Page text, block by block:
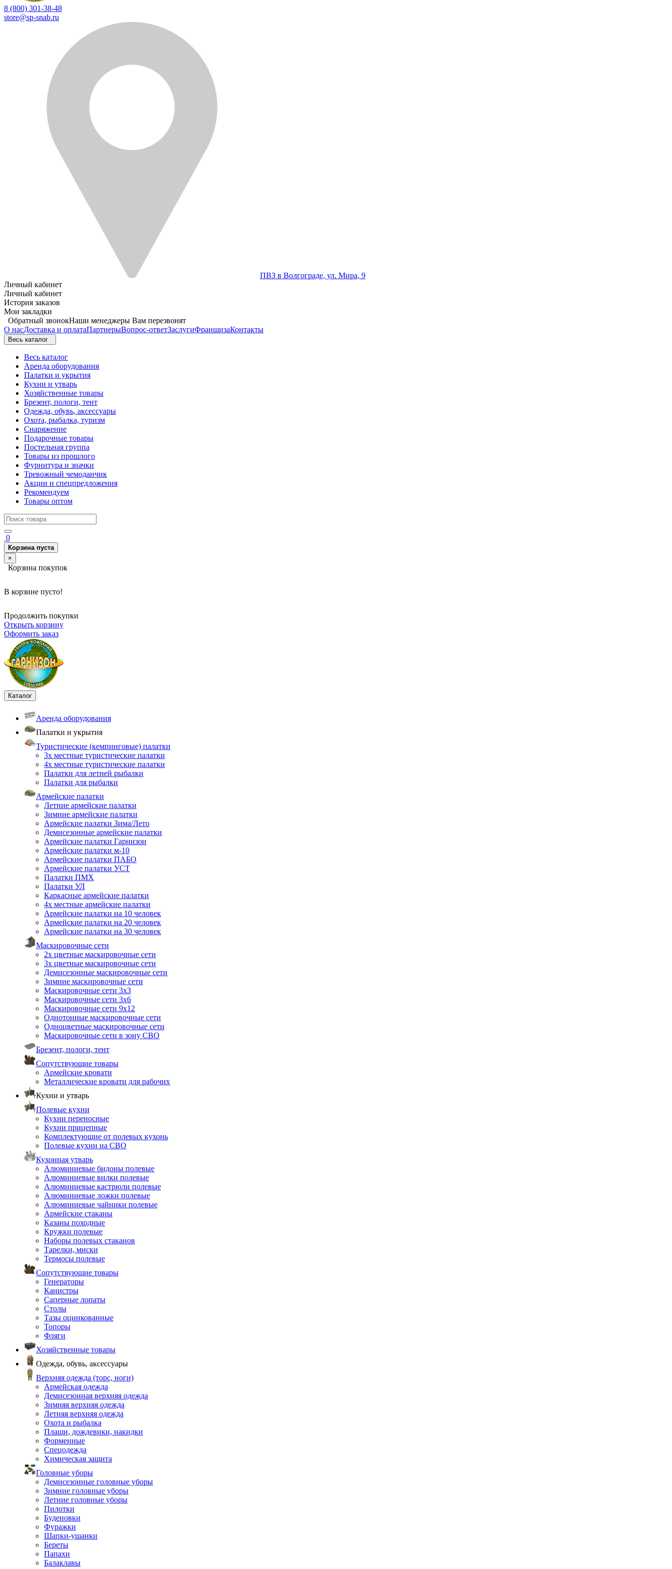
8 (800) 301-38-48
store@sp-snab.ru
ПВЗ в Волгограде, ул. Мира, 9
Личный кабинет
Личный кабинет
История заказов
Мои закладки
Обратный звонокНаши менеджеры Вам перезвонят
О насДоставка и оплатаПартнерыВопрос-ответЗаслугиФраншизаКонтакты
Весь каталог
Весь каталог
Аренда оборудования
Палатки и укрытия
Кухни и утварь
Хозяйственные товары
Брезент, пологи, тент
Одежда, обувь, аксессуары
Охота, рыбалка, туризм
Снаряжение
Подарочные товары
Постельная группа
Товары из прошлого
Фурнитура и значки
Тревожный чемоданчик
Акции и спецпредложения
Рекомендуем
Товары оптом
0
Корзина пуста
×
Корзина покупок
В корзине пусто!
Продолжить покупки
Открыть корзину
Оформить заказ
Каталог
Аренда оборудования
Палатки и укрытия
Туристические (кемпинговые) палатки
3х местные туристические палатки
4х местные туристические палатки
Палатки для летней рыбалки
Палатки для рыбалки
Армейские палатки
Летние армейские палатки
Зимние армейские палатки
Армейские палатки Зима/Лето
Демисезонные армейские палатки
Армейские палатки Гарнизон
Армейские палатки м-10
Армейские палатки ПАБО
Армейские палатки УСТ
Палатки ПМХ
Палатки УЛ
Каркасные армейские палатки
4х местные армейские палатки
Армейские палатки на 10 человек
Армейские палатки на 20 человек
Армейские палатки на 30 человек
Маскировочные сети
2х цветные маскировочные сети
3х цветные маскировочные сети
Демисезонные маскировочные сети
Зимние маскировочные сети
Маскировочные сети 3х3
Маскировочные сети 3х6
Маскировочные сети 9х12
Однотонные маскировочные сети
Одноцветные маскировочные сети
Маскировочные сети в зону СВО
Брезент, пологи, тент
Сопутствующие товары
Армейские кровати
Металлические кровати для рабочих
Кухни и утварь
Полевые кухни
Кухни переносные
Кухни прицепные
Комплектующие от полевых кухонь
Полевые кухни на СВО
Кухонная утварь
Алюминиевые бидоны полевые
Алюминиевые вилки полевые
Алюминиевые кастрюли полевые
Алюминиевые ложки полевые
Алюминиевые чайники полевые
Армейские стаканы
Казаны походные
Кружки полевые
Наборы полевых стаканов
Тарелки, миски
Термосы полевые
Сопутствующие товары
Генераторы
Канистры
Саперные лопаты
Столы
Тазы оцинкованные
Топоры
Фляги
Хозяйственные товары
Одежда, обувь, аксессуары
Верхняя одежда (торс, ноги)
Армейская одежда
Демисезонная верхняя одежда
Зимняя верхняя одежда
Летняя верхняя одежда
Охота и рыбалка
Плащи, дождевики, накидки
Форменные
Спецодежда
Химическая защита
Головные уборы
Демисезонные головные уборы
Зимние головные уборы
Летние головные уборы
Пилотки
Буденовки
Фуражки
Шапки-ушанки
Береты
Папахи
Балаклавы